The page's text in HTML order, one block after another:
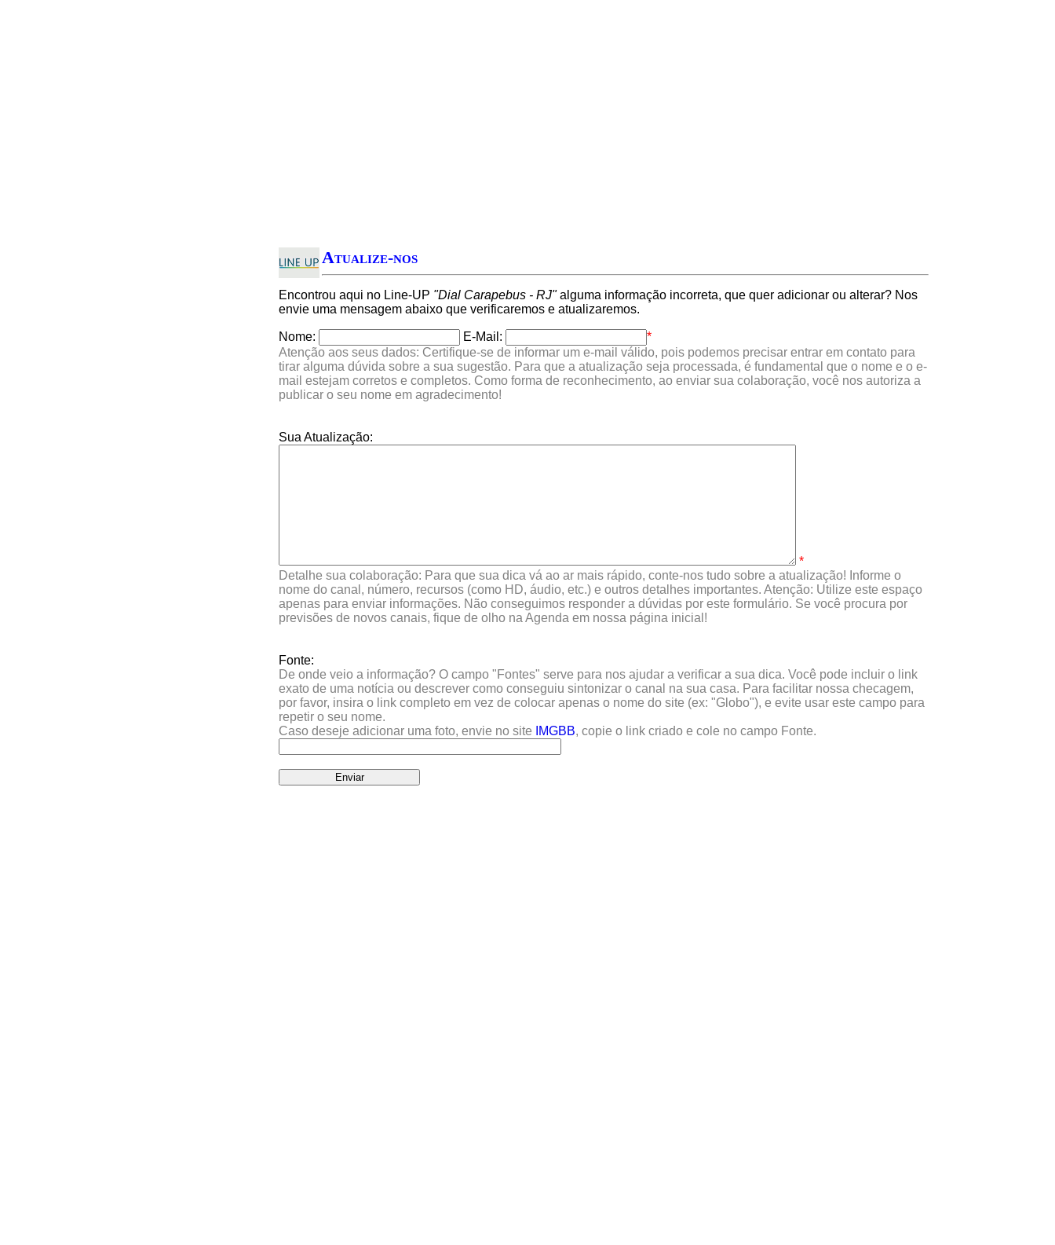
Atualize-nos
Encontrou aqui no Line-UP "Dial Carapebus - RJ"alguma informação incorreta, que quer adicionar ou alterar? Nos
envie uma mensagem abaixo que verificaremos e atualizaremos.
Nome: E-Mail:
*
Atenção aos seus dados: Certifique-se de informar um e-mail válido, pois podemos precisar entrar em contato para
tirar alguma dúvida sobre a sua sugestão. Para que a atualização seja processada, é fundamental que o nome e o e-
mail estejam corretos e completos. Como forma de reconhecimento, ao enviar sua colaboração, você nos autoriza a
publicar o seu nome em agradecimento!
Sua Atualização:
*
Detalhe sua colaboração: Para que sua dica vá ao ar mais rápido, conte-nos tudo sobre a atualização! Informe o
nome do canal, número, recursos (como HD, áudio, etc.) e outros detalhes importantes. Atenção: Utilize este espaço
apenas para enviar informações. Não conseguimos responder a dúvidas por este formulário. Se você procura por
previsões de novos canais, fique de olho na Agenda em nossa página inicial!
Fonte:
De onde veio a informação? O campo "Fontes" serve para nos ajudar a verificar a sua dica. Você pode incluir o link
exato de uma notícia ou descrever como conseguiu sintonizar o canal na sua casa. Para facilitar nossa checagem,
por favor, insira o link completo em vez de colocar apenas o nome do site (ex: "Globo"), e evite usar este campo para
repetir o seu nome.
Caso deseje adicionar uma foto, envie no site
IMGBB, copie o link criado e cole no campo Fonte.